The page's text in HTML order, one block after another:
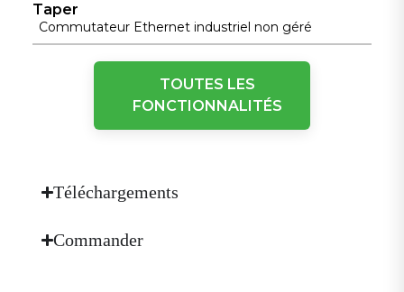
Taper
Commutateur Ethernet industriel non géré
Performance physique
Méthode de refroidissement
Refroidissement sans ventilateur
TOUTES LES
FONCTIONNALITÉS
Téléchargements
Commander